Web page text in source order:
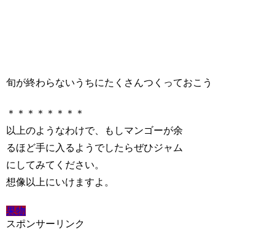
旬が終わらないうちにたくさんつくっておこう
＊＊＊＊＊＊＊＊
以上のようなわけで、もしマンゴーが余
るほど手に入るようでしたらぜひジャム
にしてみてください。
想像以上にいけますよ。
果物
スポンサーリンク